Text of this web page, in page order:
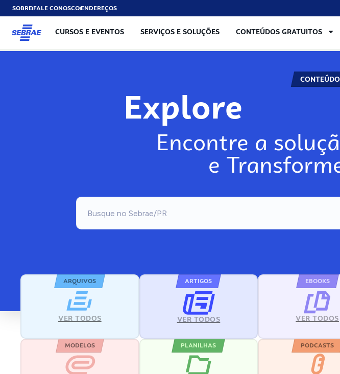
SOBREFALE CONOSCOENDEREÇOS
CURSOS E EVENTOS SERVIÇOS E SOLUÇÕES CONTEÚDOS GRATUITOS
Explore
Encontre a
e
ARQUIVOS
VER TODOS
ARTIGOS
VER TODOS
EBOOKS
VER TODOS
MODELOS PLANILHAS PODCASTS